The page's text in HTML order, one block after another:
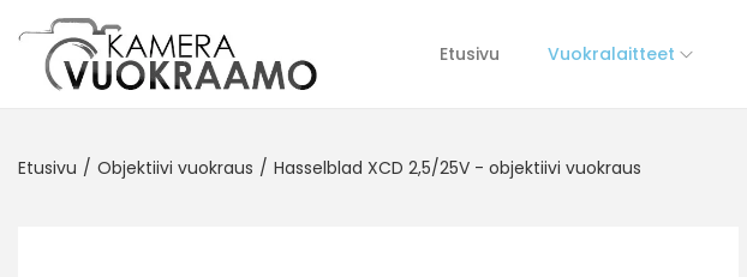
Etusivu Vuokralaitteet
Etusivu / Objektiivi vuokraus / Hasselblad XCD 2,5/25V - objektiivi vuokraus